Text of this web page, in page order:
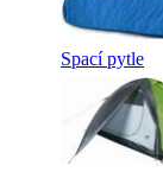
Spací pytle